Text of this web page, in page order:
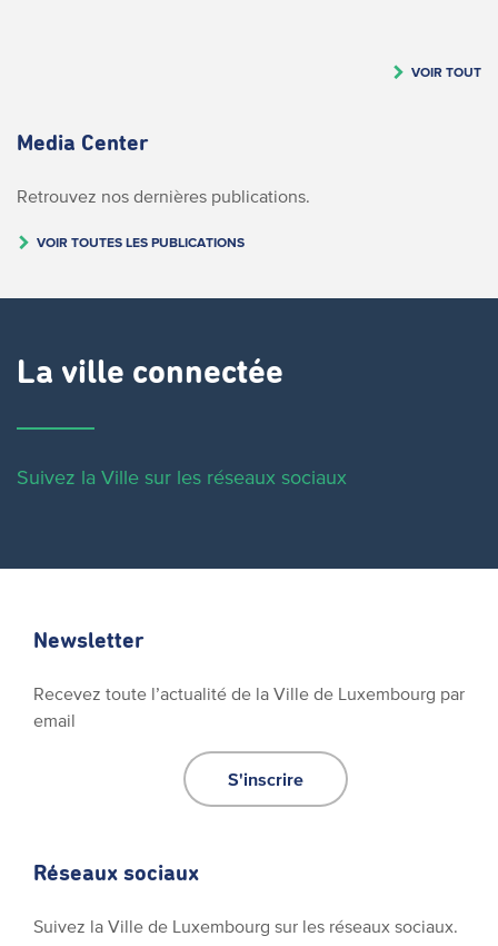
VOIR TOUT
Media Center
Retrouvez nos dernières publications.
VOIR TOUTES LES PUBLICATIONS
La ville connectée
Suivez la Ville sur les réseaux sociaux
Newsletter
Recevez toute l’actualité de la Ville de Luxembourg par
email
S'inscrire
Réseaux sociaux
Suivez la Ville de Luxembourg sur les réseaux sociaux.